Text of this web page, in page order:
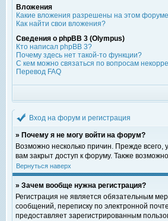
Вложения
Какие вложения разрешены на этом
Как найти свои вложения?
Сведения о phpBB 3 (Olympus)
Кто написал phpBB 3?
Почему здесь нет такой-то функции?
С кем можно связаться по вопросам
Перевод FAQ
Вход на форум и регистрация
» Почему я не могу войти на форум?
Возможно несколько причин. Прежде
вам закрыт доступ к форуму. Также
Вернуться наверх
» Зачем вообще нужна регистрация?
Регистрация не является обязательным
сообщений, переписку по электронной
предоставляет зарегистрированным